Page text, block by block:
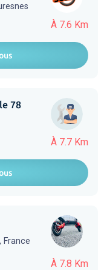
À 7.6 Km
À 7.7 Km
78
À 7.8 Km
France